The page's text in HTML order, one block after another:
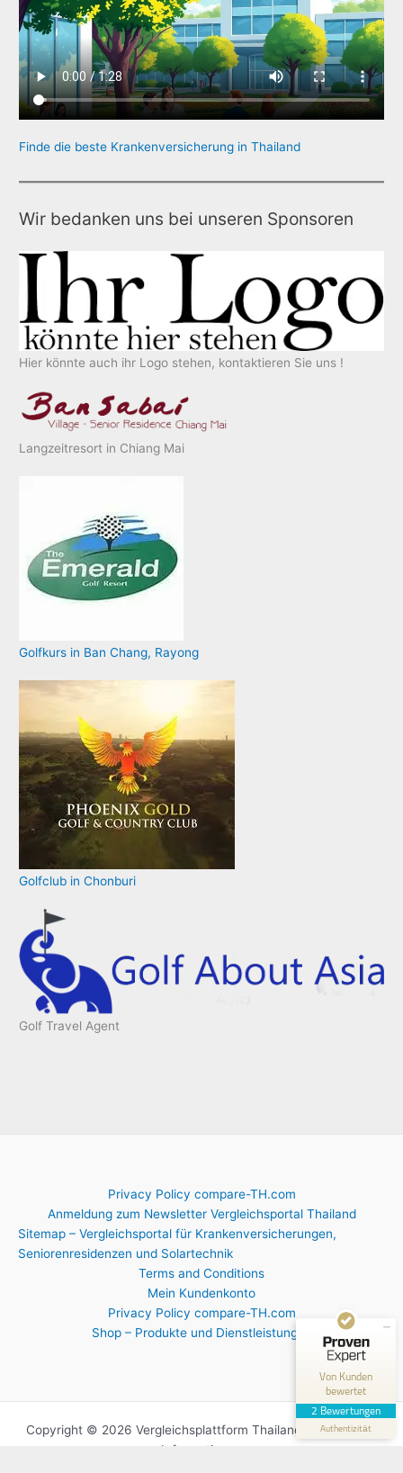
Finde die beste Krankenversicherung in Thailand
Wir bedanken uns bei unseren Sponsoren
Hier könnte auch ihr Logo stehen, kontaktieren Sie uns !
Langzeitresort in Chiang Mai
Golfkurs in Ban Chang, Rayong
Golfclub in Chonburi
Golf Travel Agent
Privacy Policy compare-TH.com
Anmeldung zum Newsletter Vergleichsportal Thailand
Sitemap – Vergleichsportal für Krankenversicherungen,
Seniorenresidenzen und Solartechnik
Terms and Conditions
Mein Kundenkonto
Privacy Policy compare-TH.com
Shop – Produkte und Dienstleistungen
Copyright © 2026 Vergleichsplattform Thailand für nützliche
Informationen
Von Kunden
bewertet
2 Bewertungen
Authentizität
Kundenbewertungen und Erfahrungen zu
compare-TH
GUT
3,56 / 5,00
2
Bewertungen auf ProvenExpert.com
Erfahren Sie mehr über dieses Bewertungssiegel
Profil ansehen